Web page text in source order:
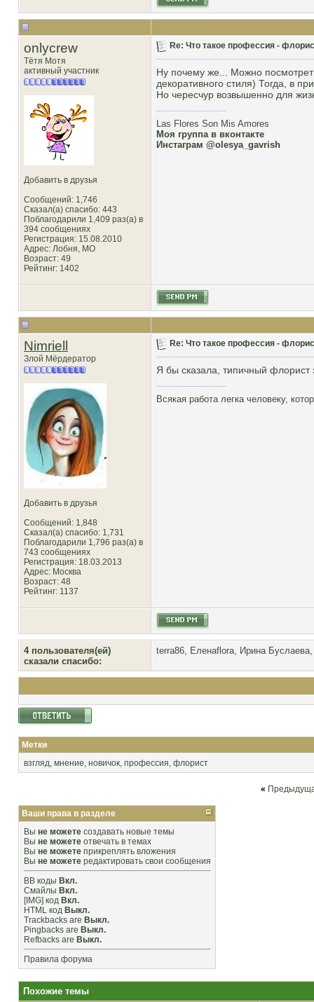
onlycrew
Тётя Мотя
активный участник
Добавить в друзья
Сообщений: 1,746
Сказал(а) спасибо: 443
Поблагодарили 1,409 раз(а) в
394 сообщениях
Регистрация: 15.08.2010
Адрес: Лобня, MO
Возраст: 49
Рейтинг: 1402
Re: Что такое профессия -
Ну почему же... Можно
декоративного стиля) Тогда, в
Но чересчур возвышенно для
Las Flores Son Mis Amores
Моя группа в вконтакте
Инстаграм @olesya_gavrish
Nimriell
Злой Мёрдератор
Добавить в друзья
Сообщений: 1,848
Сказал(а) спасибо: 1,731
Поблагодарили 1,796 раз(а) в
743 сообщениях
Регистрация: 18.03.2013
Адрес: Москва
Возраст: 48
Рейтинг: 1137
Re: Что такое профессия -
Я бы сказала, типичный флорист
Всякая работа легка человеку,
4 пользователя(ей)
сказали cпасибо:
terra86, Еленаflora, Ирина Буслаева
Метки
взгляд, мнение, новичок, профессия, флорист
«
Ваши права в разделе
Вы не можете создавать новые темы
Вы не можете отвечать в темах
Вы не можете прикреплять вложения
Вы не можете редактировать свои сообщения
BB коды Вкл.
Смайлы Вкл.
[IMG] код Вкл.
HTML код Выкл.
Trackbacks are Выкл.
Pingbacks are Выкл.
Refbacks are Выкл.
Правила форума
Похожие темы